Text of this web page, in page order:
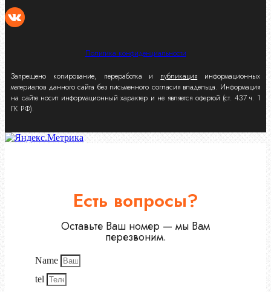
Политика конфиденциальности
Запрещено копирование, переработка и публикация информационных
материалов данного сайта без письменного согласия владельца. Информация
на сайте носит информационный характер и не является офертой (ст. 437 ч. 1
ГК РФ).
Есть вопросы?
Оставьте Ваш номер — мы Вам
перезвоним.
Name
tel